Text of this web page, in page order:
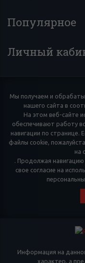
Популярное
Личный
Мы получаем и
нашего сайта в
На этом веб-сайте
обеспечивают работу
навигации по странице.
файлы cookie,
на
. Продолжая
свое согласие на
Информация на
характер, а